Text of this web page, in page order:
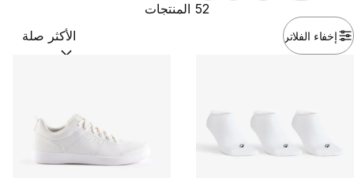
إخفاء الفلاتر
52 المنتجات
ترتيب حسب: